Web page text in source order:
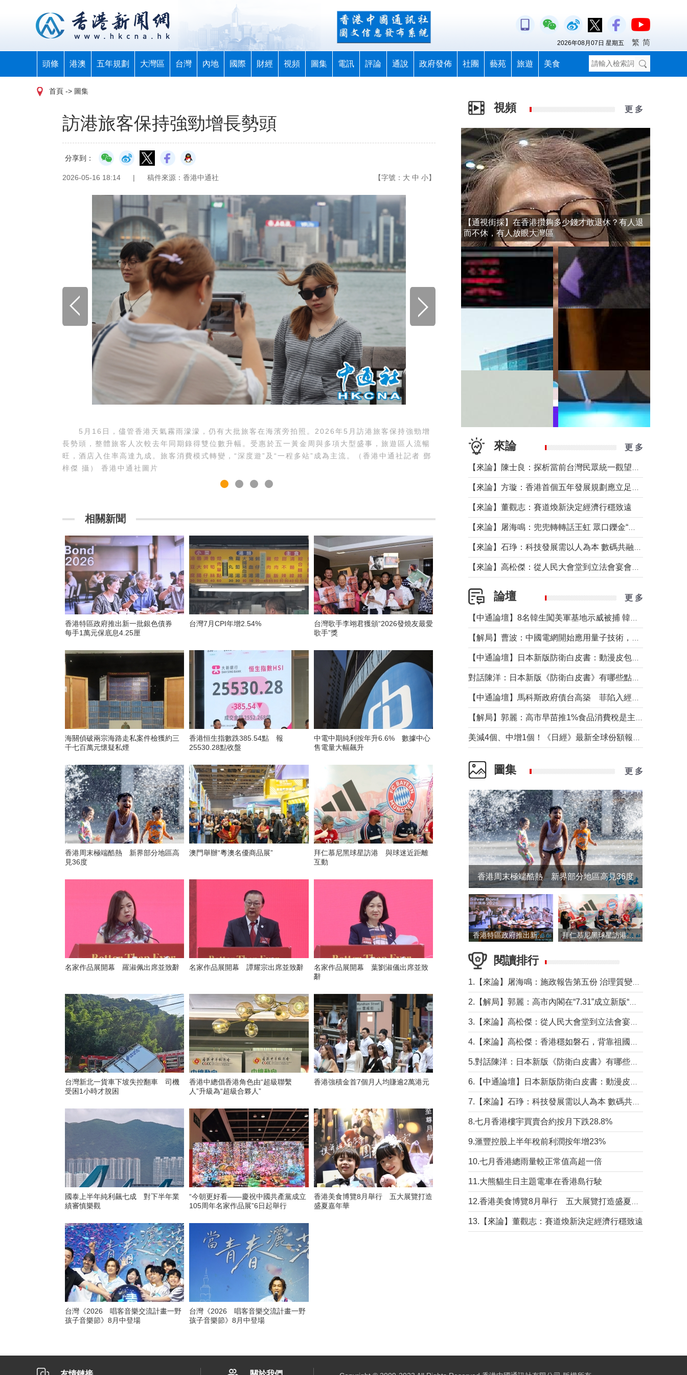
頭條 港澳 五年規劃 大灣區 台灣 內地 國際 財經 視頻 圖集 電訊 評論 通說 政府發佈 社團 藝苑 旅遊 美食
2026年08月07日 星期五 繁 简
首頁 -> 圖集
訪港旅客保持強勁增長勢頭
分享到：
2026-05-16 18:14 | 稿件來源：香港中通社 【字號： 大 中 小】
5月16日，儘管香港天氣霧雨濛濛，仍有大批旅客在海濱旁拍照。2026年5月訪港旅客保持強勁增
長勢頭，整體旅客人次較去年同期錄得雙位數升幅。受惠於五一黃金周與多項大型盛事，旅遊區人流暢
旺，酒店入住率高達九成。旅客消費模式轉變，“深度遊”及“一程多站”成為主流。（香港中通社記者 鄧
梓傑 攝） 香港中通社圖片
相關新聞
香港特區政府推出新一批銀色債券
每手1萬元保底息4.25厘
台灣7月CPI年增2.54%
台灣歌手李翊君獲頒“2026發燒友最愛
歌手”獎
海關偵破兩宗海路走私案件檢獲約三
千七百萬元懷疑私煙
香港恒生指數跌385.54點 報
25530.28點收盤
中電中期純利按年升6.6% 數據中心
售電量大幅飆升
香港周末極端酷熱 新界部分地區高
見36度
澳門舉辦“粵澳名優商品展”
拜仁慕尼黑球星訪港 與球迷近距離
互動
名家作品展開幕 羅淑佩出席並致辭 名家作品展開幕 譚耀宗出席並致辭
名家作品展開幕 葉劉淑儀出席並致
辭
台灣新北一貨車下坡失控翻車 司機
受困1小時才脫困
香港中總倡香港角色由“超級聯繫
人”升級為“超級合夥人”
香港強積金首7個月人均賺逾2萬港元
國泰上半年純利飆七成 對下半年業
績審慎樂觀
“今朝更好看——慶祝中國共產黨成立
105周年名家作品展”6日起舉行
香港美食博覽8月舉行 五大展覽打造
盛夏嘉年華
台灣《2026 唱客音樂交流計畫一野
孩子音樂節》8月中登場
台灣《2026 唱客音樂交流計畫一野
孩子音樂節》8月中登場
視頻 更 多
【通視街採】在香港攢夠多少錢才敢退休？有人退
而不休，有人放眼大灣區
來論 更 多
【來論】董觀志：賽道煥新決定經濟行穩致遠
論壇 更 多
圖集 更 多
香港周末極端酷熱 新界部分地區高見36度
香港特區政府推出新一批銀色債券 每手1萬元保底息4.25厘 拜仁慕尼黑球星訪港 與球迷近距離互動
閱讀排行
8.七月香港樓宇買賣合約按月下跌28.8%
9.滙豐控股上半年稅前利潤按年增23%
10.七月香港總雨量較正常值高超一倍
11.大熊貓生日主題電車在香港島行駛
13.【來論】董觀志：賽道煥新決定經濟行穩致遠